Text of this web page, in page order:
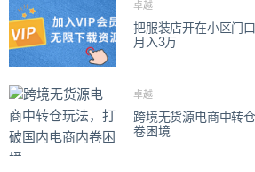
卓越
把服装店开在小区门
月入3万
卓越
跨境无货源电商中转
卷困境